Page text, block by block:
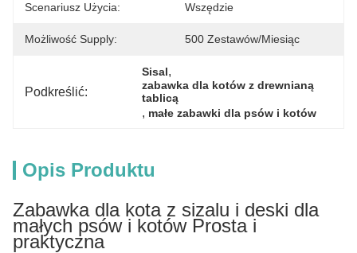
Scenariusz Użycia: Wszędzie
Możliwość Supply: 500 Zestawów/miesiąc
Podkreślić:
Sisal,
zabawka dla kotów z drewnianą
tablicą
, małe zabawki dla psów i kotów
Opis Produktu
Zabawka dla kota z sizalu i deski dla
małych psów i kotów Prosta i
praktyczna